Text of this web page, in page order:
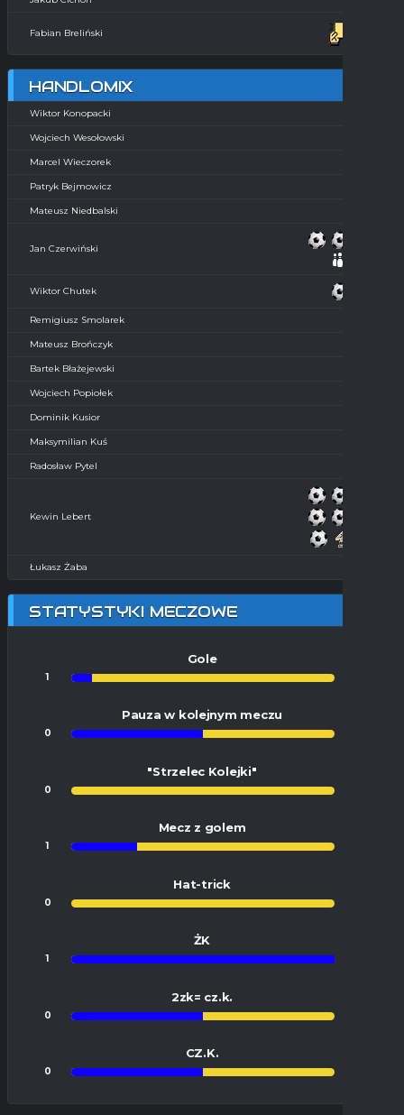
Fabian Breliński
HANDLOMIX
Wiktor Konopacki
Wojciech Wesołowski
Marcel Wieczorek
Patryk Bejmowicz
Mateusz Niedbalski
Jan Czerwiński
Wiktor Chutek
Remigiusz Smolarek
Mateusz Brończyk
Bartek Błażejewski
Wojciech Popiołek
Dominik Kusior
Maksymilian Kuś
Radosław Pytel
Kewin Lebert
Łukasz Żaba
STATYSTYKI MECZOWE
Gole
1
Pauza w kolejnym meczu
0
"Strzelec Kolejki"
0
Mecz z golem
1
Hat-trick
0
ŻK
1
2zk= cz.k.
0
CZ.K.
0